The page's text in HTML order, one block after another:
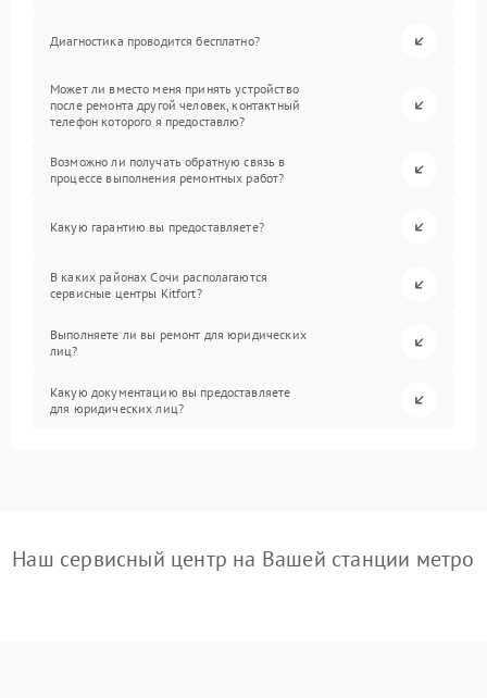
Диагностика проводится бесплатно?
Может ли вместо меня принять устройство
после ремонта другой человек, контактный
телефон которого я предоставлю?
Возможно ли получать обратную связь в
процессе выполнения ремонтных работ?
Какую гарантию вы предоставляете?
В каких районах Сочи располагаются
сервисные центры Kitfort?
Выполняете ли вы ремонт для юридических
лиц?
Какую документацию вы предоставляете
для юридических лиц?
Наш сервисный центр на Вашей станции метро